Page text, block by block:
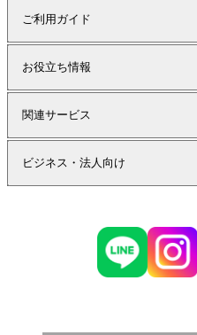
ご利用ガイド
お役立ち情報
関連サービス
ビジネス・法人向け